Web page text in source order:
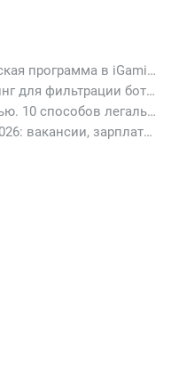
PIN-UP Partners: ведущая партнерская программа в iGaming
Cloaking House: облачный клоакинг для фильтрации ботов FB и Google Ads — гайд PHP-интеграции 2026
Ломай авторское право полностью. 10 способов легально добавить любимый трек в свой креатив
Карьера в арбитраже трафика в 2026: вакансии, зарплаты и как начать